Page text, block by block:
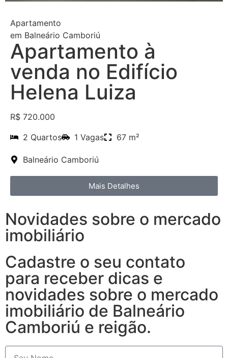
Apartamento
em Balneário Camboriú
Apartamento à
venda no Edifício
Helena Luiza
R$ 720.000
2 Quartos
1 Vagas 67 m²
Balneário Camboriú
Mais Detalhes
Novidades sobre o mercado
imobiliário
Cadastre o seu contato
para receber dicas e
novidades sobre o mercado
imobiliário de Balneário
Camboriú e reigão.